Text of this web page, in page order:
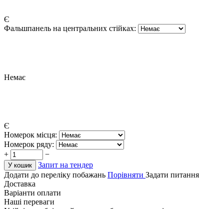
Є
Фальшпанель на центральних стійках:
Немає
Є
Номерок місця:
Номерок ряду:
+
−
У кошик
Запит на тендер
Додати до переліку побажань Порівняти Задати питання
Доставка
Варіанти оплати
Наші переваги